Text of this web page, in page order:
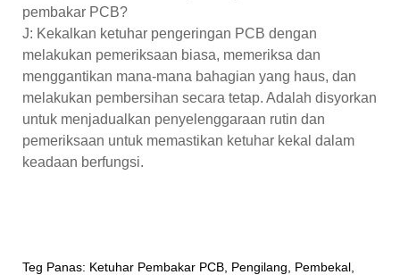
pembakar PCB?
J: Kekalkan ketuhar pengeringan PCB dengan
melakukan pemeriksaan biasa, memeriksa dan
menggantikan mana-mana bahagian yang haus, dan
melakukan pembersihan secara tetap. Adalah disyorkan
untuk menjadualkan penyelenggaraan rutin dan
pemeriksaan untuk memastikan ketuhar kekal dalam
keadaan berfungsi.
Teg Panas: Ketuhar Pembakar PCB, Pengilang, Pembekal,